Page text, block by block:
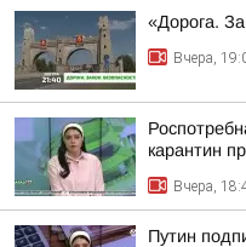
«Дорога.
Вчера,
карантин
Вчера,
Путин